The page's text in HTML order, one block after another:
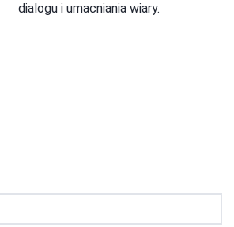
dialogu i umacniania wiary.